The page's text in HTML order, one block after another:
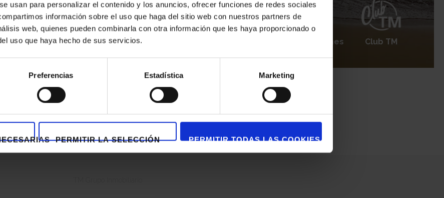
usan para personalizar el contenido y los anuncios, ofrecer funciones de redes sociales
información sobre el uso que haga del sitio web con nuestros partners de
web, quienes pueden combinarla con otra información que les haya proporcionado o
uso que haya hecho de sus servicios.
Preferencias Estadística Marketing
PERMITIR LA SELECCIÓN PERMITIR TODAS LAS COOKIES
Personnalisation Respect des délais Happy Homes Club TM